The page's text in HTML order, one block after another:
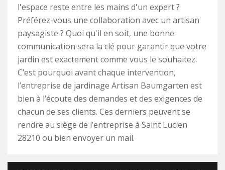
l'espace reste entre les mains d'un expert ?
Préférez-vous une collaboration avec un artisan
paysagiste ? Quoi qu'il en soit, une bonne
communication sera la clé pour garantir que votre
jardin est exactement comme vous le souhaitez.
C’est pourquoi avant chaque intervention,
l’entreprise de jardinage Artisan Baumgarten est
bien à l’écoute des demandes et des exigences de
chacun de ses clients. Ces derniers peuvent se
rendre au siège de l’entreprise à Saint Lucien
28210 ou bien envoyer un mail.